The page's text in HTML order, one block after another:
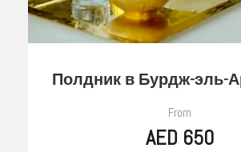
Полдник в Бурдж-эль-
From
AED 650